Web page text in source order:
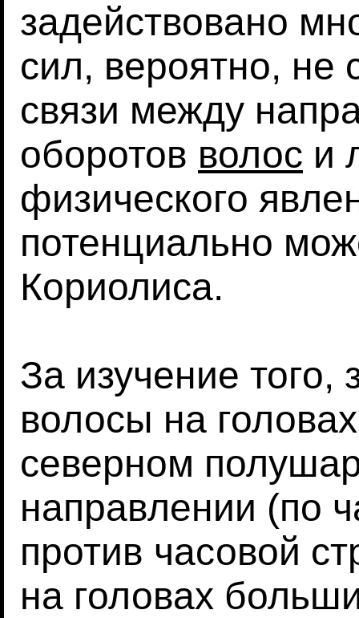
задействовано
сил, вероятно, не
связи между
оборотов волос и
физического
потенциально
Кориолиса.
За изучение того,
волосы на
северном
направлении (по
против часовой
на головах